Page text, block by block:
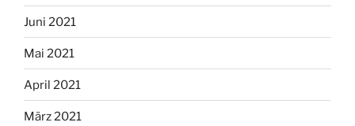
Juni 2021
Mai 2021
April 2021
März 2021